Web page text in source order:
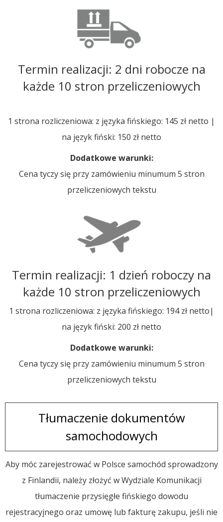
Termin realizacji: 2 dni robocze na
każde 10 stron przeliczeniowych
1 strona rozliczeniowa: z języka fińskiego: 145 zł netto |
na język fiński: 150 zł netto
Dodatkowe warunki:
Cena tyczy się przy zamówieniu minumum 5 stron
przeliczeniowych tekstu
Termin realizacji: 1 dzień roboczy na
każde 10 stron przeliczeniowych
1 strona rozliczeniowa: z języka fińskiego: 194 zł netto|
na język fiński: 200 zł netto
Dodatkowe warunki:
Cena tyczy się przy zamówieniu minumum 5 stron
przeliczeniowych tekstu
Tłumaczenie dokumentów
samochodowych
Aby móc zarejestrować w Polsce samochód sprowadzony
z Finlandii, należy złożyć w Wydziale Komunikacji
tłumaczenie przysięgłe fińskiego dowodu
rejestracyjnego oraz umowę lub fakturę zakupu, jeśli nie